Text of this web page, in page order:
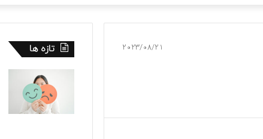
2023/08/21 تازه ها